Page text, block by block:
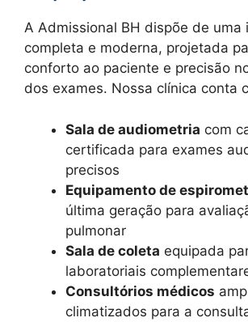
A Admissional BH dispõe de uma
completa e moderna, projetada
conforto ao paciente e precisão
dos exames. Nossa clínica conta
Sala de audiometria com
certificada para exames
precisos
Equipamento de
última geração para
pulmonar
Sala de coleta equipada
laboratoriais
Consultórios médicos
climatizados para a